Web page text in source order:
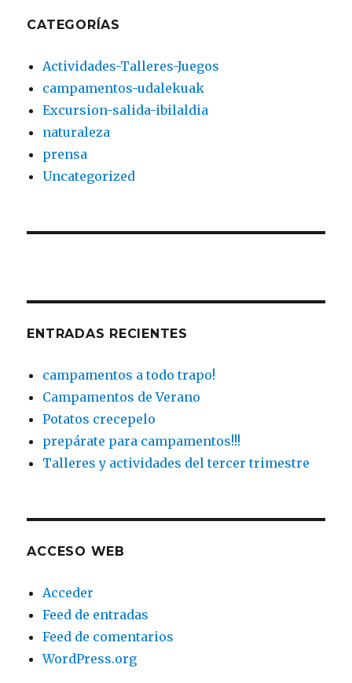
CATEGORÍAS
Actividades-Talleres-Juegos
campamentos-udalekuak
Excursion-salida-ibilaldia
naturaleza
prensa
Uncategorized
ENTRADAS RECIENTES
campamentos a todo trapo!
Campamentos de Verano
Potatos crecepelo
prepárate para campamentos!!!
Talleres y actividades del tercer trimestre
ACCESO WEB
Acceder
Feed de entradas
Feed de comentarios
WordPress.org